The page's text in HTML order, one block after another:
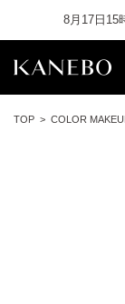
8月17日15
TOP COLOR